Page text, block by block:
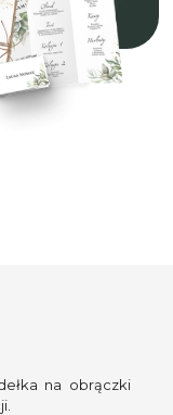
na obrączki